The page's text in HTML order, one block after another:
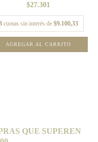
$27.301
cuotas sin interés de $9.100,33
AGREGAR AL CARRITO
QUE SUPEREN